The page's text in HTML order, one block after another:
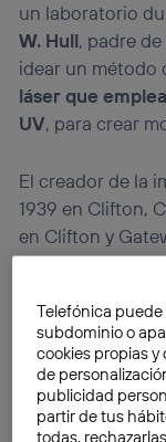
un laboratorio
W. Hull, padre
idear un método
láser que
UV, para crear
El creador de la
1939 en Clifton,
en Clifton y
School en
Universidad de
Telefónica
subdominio o
cookies propias
de
publicidad
partir de tus
todas,